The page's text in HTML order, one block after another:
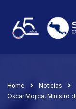
Home Noticias
Óscar Mojica, Ministro